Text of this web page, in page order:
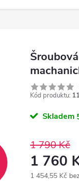
Kód produktu:
Skladem
1 790 Kč
1 760
1 454,55 Kč